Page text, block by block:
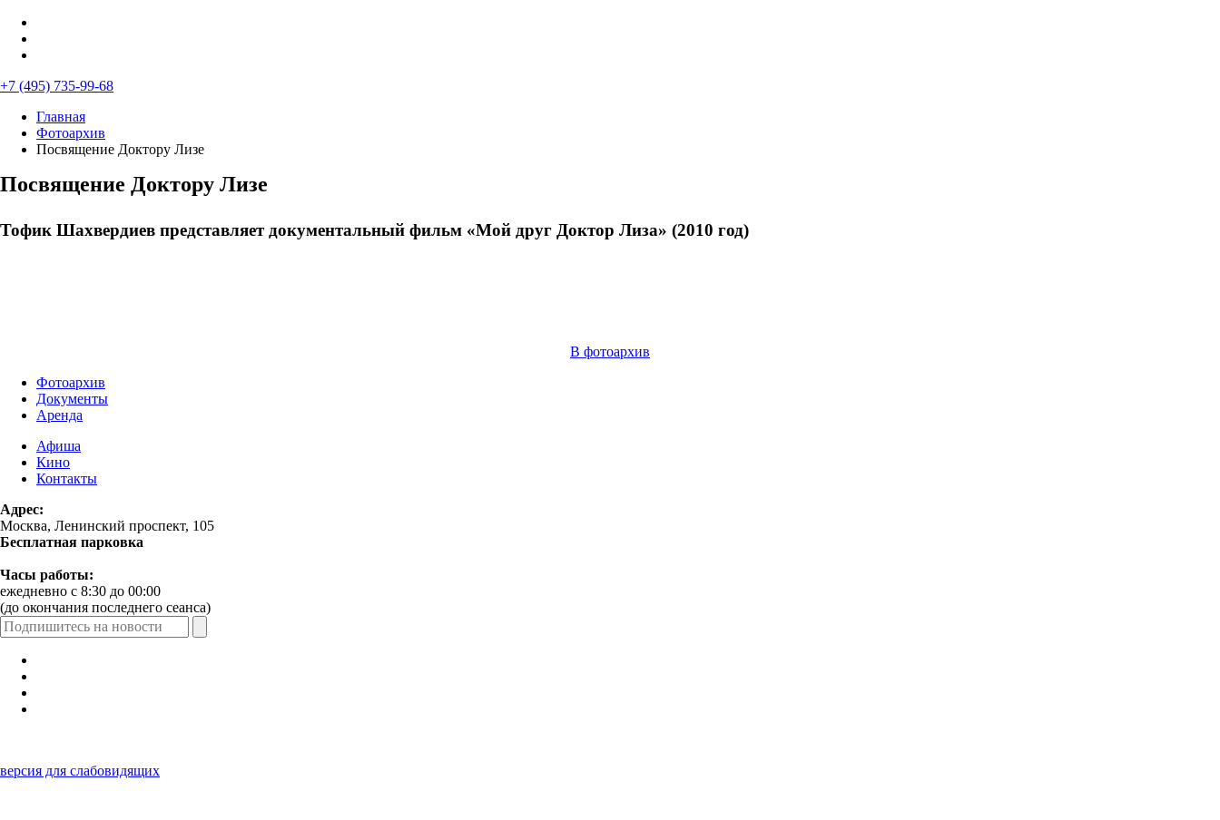
+7 (495) 735-99-68
Главная
Фотоархив
Посвящение Доктору Лизе
Посвящение Доктору Лизе
Тофик Шахвердиев представляет документальный фильм «Мой друг Доктор Лиза» (2010 год)
В фотоархив
Фотоархив
Документы
Аренда
Афиша
Кино
Контакты
Адрес:
Москва, Ленинский проспект, 105
Бесплатная парковка
Часы работы:
ежедневно с 8:30 до 00:00
(до окончания последнего сеанса)
версия для слабовидящих